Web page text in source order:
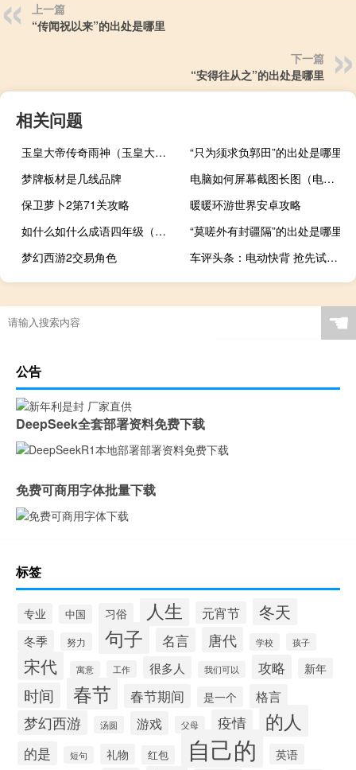
上一篇
“传闻祝以来”的出处是哪里
下一篇
“安得往从之”的出处是哪里
相关问题
玉皇大帝传奇雨神（玉皇大帝传奇）
“只为须求负郭田”的出处是哪里
梦牌板材是几线品牌
电脑如何屏幕截图长图（电脑如何屏幕截图）
保卫萝卜2第71关攻略
暖暖环游世界安卓攻略
如什么如什么成语四年级（如什么如什么成语）
“莫嗟外有封疆隔”的出处是哪里
梦幻西游2交易角色
车评头条：电动快背 抢先试驾江淮iC5豪华都市版
☚
公告
DeepSeek全套部署资料免费下载
免费可商用字体批量下载
标签
专业 中国 习俗 人生 元宵节 冬天
冬季 努力 句子 名言 唐代 学校 孩子
宋代 寓意 工作 很多人 我们可以 攻略 新年
时间 春节 春节期间 是一个 格言
梦幻西游 汤圆 游戏 父母 疫情 的人
的是 短句 礼物 红包 自己的 英语